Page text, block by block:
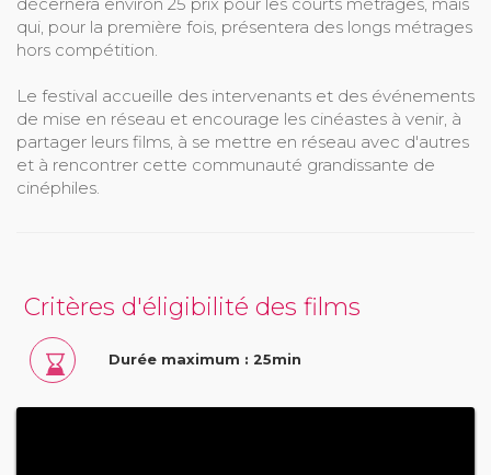
décernera environ 25 prix pour les courts métrages, mais
qui, pour la première fois, présentera des longs métrages
hors compétition.
Le festival accueille des intervenants et des événements
de mise en réseau et encourage les cinéastes à venir, à
partager leurs films, à se mettre en réseau avec d'autres
et à rencontrer cette communauté grandissante de
cinéphiles.
Critères d'éligibilité des films
Durée maximum : 25min